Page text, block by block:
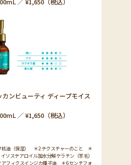
／ ¥1,650（税込）
カンビューティ ディープモイス
／ ¥1,650（税込）
核油（保湿） ＊2 テクスチャーのこと ＊
ソステアロイル加水分解ケラチン（羊毛）
アフィクスインジカ種子油 ＊6 センチフォ